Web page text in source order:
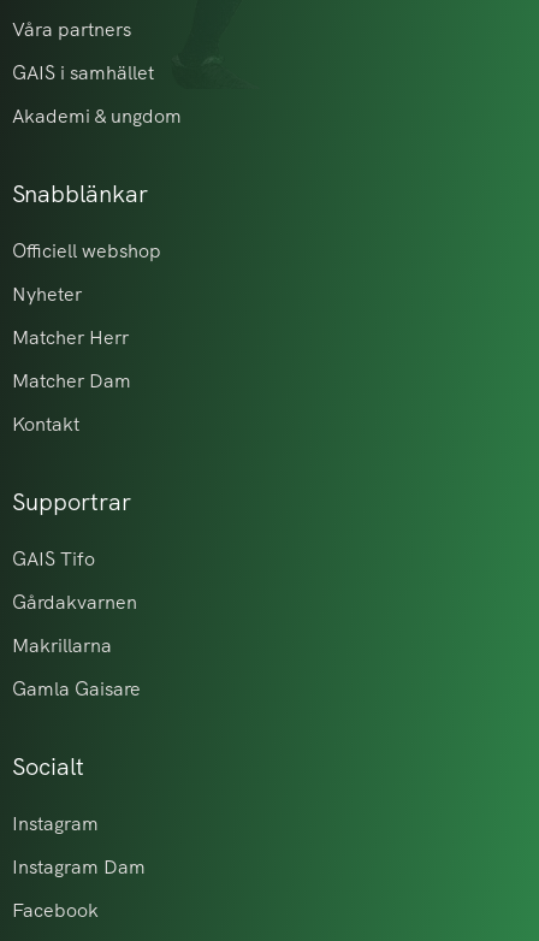
Våra partners
GAIS i samhället
Akademi & ungdom
Snabblänkar
Officiell webshop
Nyheter
Matcher Herr
Matcher Dam
Kontakt
Supportrar
GAIS Tifo
Gårdakvarnen
Makrillarna
Gamla Gaisare
Socialt
Instagram
Instagram Dam
Facebook